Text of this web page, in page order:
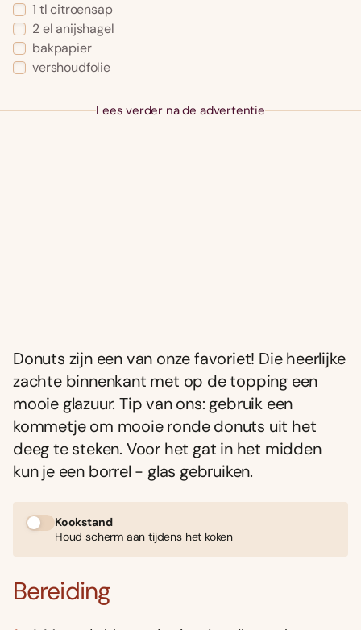
1 tl citroensap
2 el anijshagel
bakpapier
vershoudfolie
Lees verder na de advertentie
Donuts zijn een van onze favoriet! Die heerlijke
zachte binnenkant met op de topping een
mooie glazuur. Tip van ons: gebruik een
kommetje om mooie ronde donuts uit het
deeg te steken. Voor het gat in het midden
kun je een borrel - glas gebruiken.
Kookstand
Houd scherm aan tijdens het koken
Bereiding